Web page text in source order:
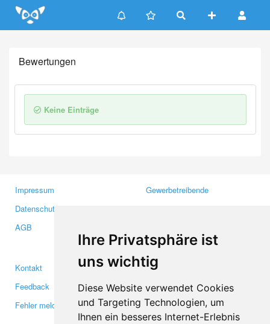
Ihre Privatsphäre ist
uns wichtig
Diese Website verwendet Cookies
und Targeting Technologien, um
Ihnen ein besseres Internet-Erlebnis
Update cookies preferences
Bewertungen
Keine Einträge
Impressum
Datenschutzerklärung
AGB
Gewerbetreibende
Medien
Kontakt
Feedback
Fehler melden
Facebook
Twitter
YouTube